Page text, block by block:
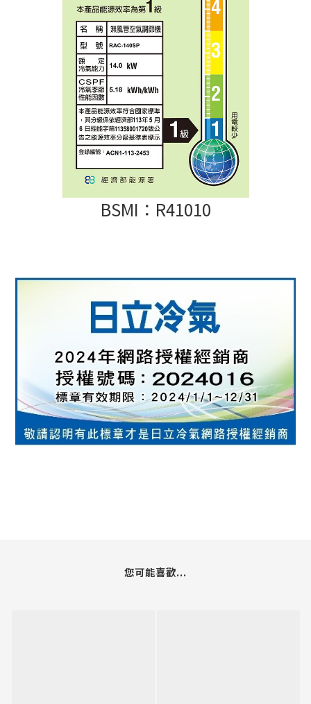
BSMI：R41010
您可能喜歡...